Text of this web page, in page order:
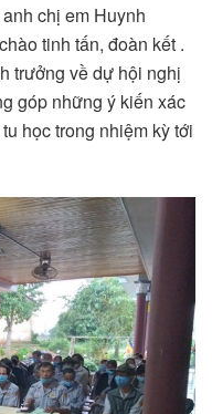
chị em Huynh
tinh tấn, đoàn kết .
trưởng về dự hội nghị
góp những ý kiến xác
học trong nhiệm kỳ tới